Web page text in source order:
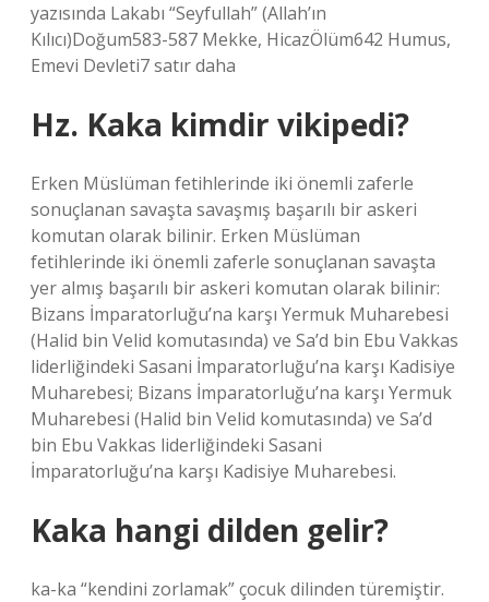
yazısında Lakabı “Seyfullah” (Allah’ın
Kılıcı)Doğum583-587 Mekke, HicazÖlüm642 Humus,
Emevi Devleti7 satır daha
Hz. Kaka kimdir vikipedi?
Erken Müslüman fetihlerinde iki önemli zaferle
sonuçlanan savaşta savaşmış başarılı bir askeri
komutan olarak bilinir. Erken Müslüman
fetihlerinde iki önemli zaferle sonuçlanan savaşta
yer almış başarılı bir askeri komutan olarak bilinir:
Bizans İmparatorluğu’na karşı Yermuk Muharebesi
(Halid bin Velid komutasında) ve Sa’d bin Ebu Vakkas
liderliğindeki Sasani İmparatorluğu’na karşı Kadisiye
Muharebesi; Bizans İmparatorluğu’na karşı Yermuk
Muharebesi (Halid bin Velid komutasında) ve Sa’d
bin Ebu Vakkas liderliğindeki Sasani
İmparatorluğu’na karşı Kadisiye Muharebesi.
Kaka hangi dilden gelir?
ka-ka “kendini zorlamak” çocuk dilinden türemiştir.